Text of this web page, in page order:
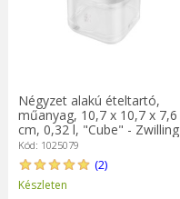
Négyzet alakú ételtartó,
műanyag, 10,7 x 10,7 x 7,6
cm, 0,32 l, "Cube" - Zwilling
Kód: 1025079
(2)
Készleten